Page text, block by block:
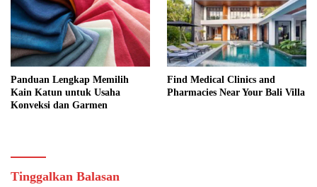
Panduan Lengkap Memilih
Kain Katun untuk Usaha
Konveksi dan Garmen
Find Medical Clinics and
Pharmacies Near Your Bali Villa
Tinggalkan Balasan